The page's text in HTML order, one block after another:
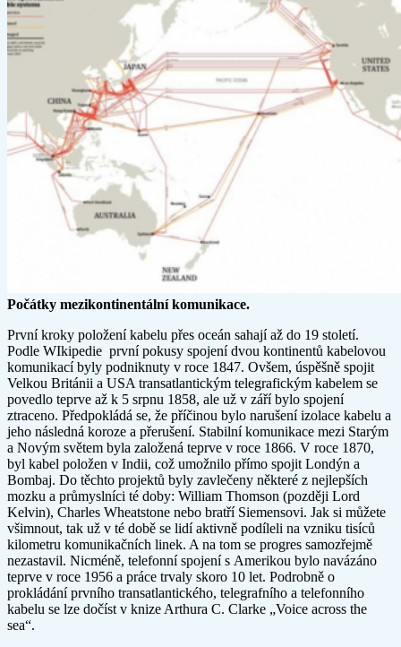
Počátky mezikontinentální komunikace.
První kroky položení kabelu přes oceán sahají až do 19 století.
Podle WIkipedie první pokusy spojení dvou kontinentů kabelovou
komunikací byly podniknuty v roce 1847. Ovšem, úspěšně spojit
Velkou Británii a USA transatlantickým telegrafickým kabelem se
povedlo teprve až k 5 srpnu 1858, ale už v září bylo spojení
ztraceno. Předpokládá se, že příčinou bylo narušení izolace kabelu a
jeho následná koroze a přerušení. Stabilní komunikace mezi Starým
a Novým světem byla založená teprve v roce 1866. V roce 1870,
byl kabel položen v Indii, což umožnilo přímo spojit Londýn a
Bombaj. Do těchto projektů byly zavlečeny některé z nejlepších
mozku a průmyslníci té doby: William Thomson (později Lord
Kelvin), Charles Wheatstone nebo bratří Siemensovi. Jak si můžete
všimnout, tak už v té době se lidí aktivně podíleli na vzniku tisíců
kilometru komunikačních linek. A na tom se progres samozřejmě
nezastavil. Nicméně, telefonní spojení s Amerikou bylo navázáno
teprve v roce 1956 a práce trvaly skoro 10 let. Podrobně o
prokládání prvního transatlantického, telegrafního a telefonního
kabelu se lze dočíst v knize Arthura C. Clarke „Voice across the
sea“.